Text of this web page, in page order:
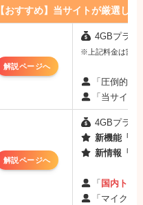
【おすすめ】当サイトが厳選し
解説ページへ
4GBプラン
※上記料金は割引
「圧倒的な
「当サイト
解説ページへ
4GBプラン
新機能「
新情報「最
「 国内トッ
「マイクラ